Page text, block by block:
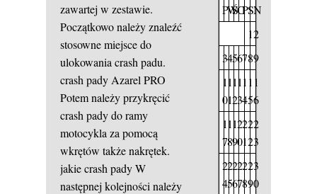
zawartej w zestawie.
Początkowo należy znaleźć
stosowne miejsce do
ulokowania crash padu.
crash pady Azarel PRO
Potem należy przykręcić
crash pady do ramy
motocykla za pomocą
wkrętów także nakrętek.
jakie crash padyW
następnej kolejności należy
PW
ŚCPSN
12
3456789
1
0
1
1
1
2
1
3
1
4
1
5
1
6
1
7
1
8
1
9
2
0
2
1
2
2
2
3
2
4
2
5
2
6
2
7
2
8
2
9
3
0